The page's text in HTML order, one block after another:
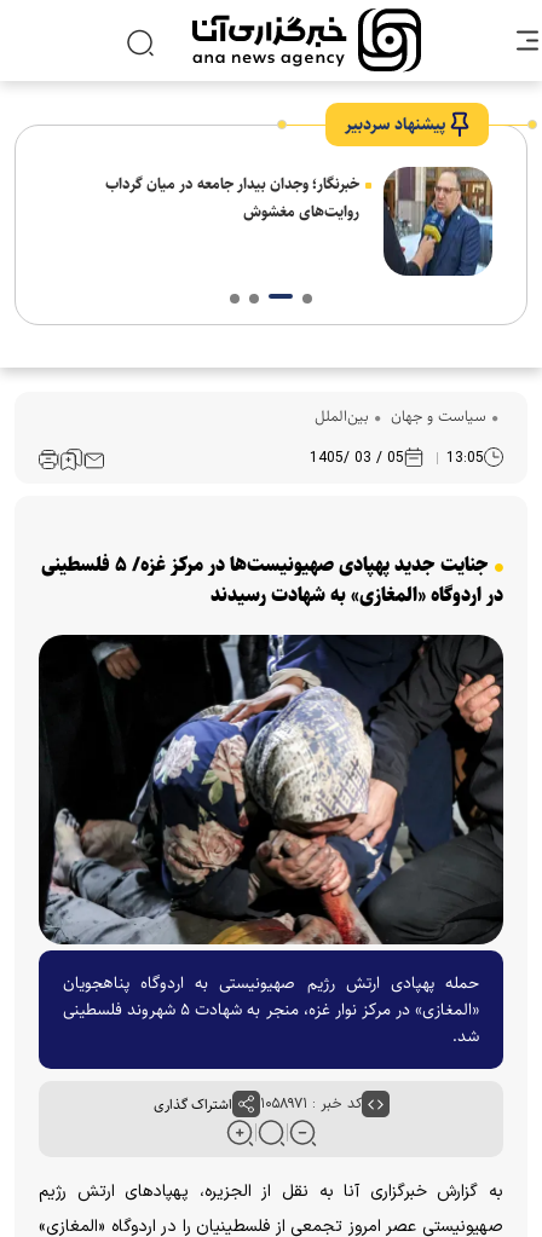
پیشنهاد سردبیر
خبرنگار؛ وجدان بیدار جامعه در میان گرداب
روایت‌های مغشوش
سیاست و جهان بین‌الملل
13:05
05 / 03 /1405
جنایت جدید پهپادی صهیونیست‌ها در مرکز غزه/ ۵ فلسطینی
در اردوگاه «المغازی» به شهادت رسیدند
حمله پهپادی ارتش رژیم صهیونیستی به اردوگاه پناهجویان
«المغازی» در مرکز نوار غزه، منجر به شهادت ۵ شهروند فلسطینی
شد.
کد خبر : ۱۰۵۸۹۷۱ اشتراک گذاری
به گزارش خبرگزاری آنا به نقل از الجزیره، پهپاد‌های ارتش رژیم
صهیونیستی عصر امروز تجمعی از فلسطینیان را در اردوگاه «المغازی»